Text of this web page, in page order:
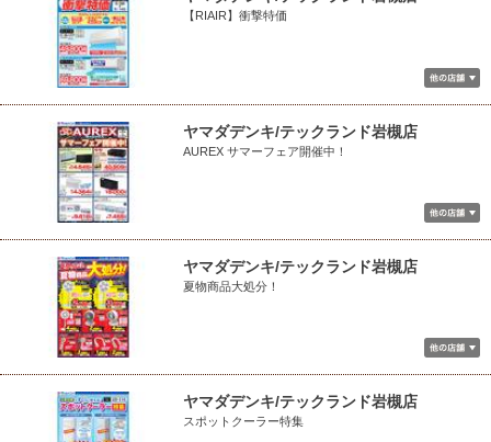
【RIAIR】衝撃特価
ヤマダデンキ/テックランド岩槻店
AUREX サマーフェア開催中！
ヤマダデンキ/テックランド岩槻店
夏物商品大処分！
ヤマダデンキ/テックランド岩槻店
スポットクーラー特集